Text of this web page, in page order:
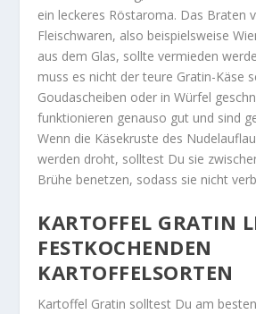
ein leckeres Röstaroma. Das Braten
Fleischwaren, also beispielsweise
aus dem Glas, sollte vermieden
muss es nicht der teure Gratin-Käse
Goudascheiben oder in Würfel
funktionieren genauso gut und sind
Wenn die Käsekruste des
werden droht, solltest Du sie
Brühe benetzen, sodass sie nicht
KARTOFFEL GRATIN
FESTKOCHENDEN
KARTOFFELSORTEN
Kartoffel Gratin solltest Du am